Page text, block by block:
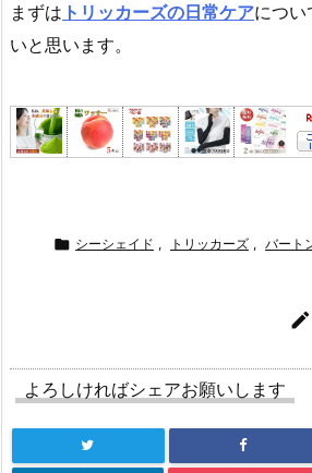
まずは トリッカーズの日常ケアについ
いと思います。
 シーシェイド , トリッカーズ , バート

よろしければシェアお願いします